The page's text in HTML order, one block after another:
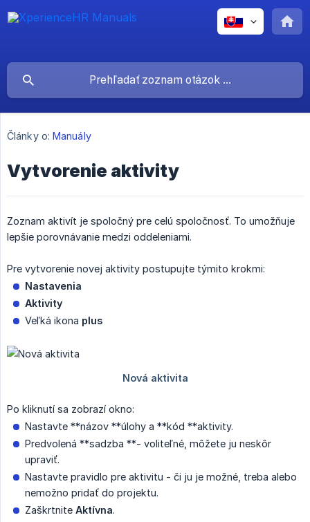
Články o: Manuály
Vytvorenie aktivity
Zoznam aktivít je spoločný pre celú spoločnosť. To umožňuje
lepšie porovnávanie medzi oddeleniami.
Pre vytvorenie novej aktivity postupujte týmito krokmi:
Nastavenia
Aktivity
Veľká ikona plus
Po kliknutí sa zobrazí okno:
Nastavte **názov **úlohy a **kód **aktivity.
Predvolená **sadzba **- voliteľné, môžete ju neskôr
upraviť.
Nastavte pravidlo pre aktivitu - či ju je možné, treba alebo
nemožno pridať do projektu.
Zaškrtnite Aktívna.